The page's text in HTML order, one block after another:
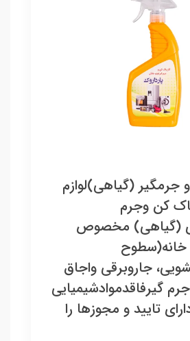
جرمگیر (گیاهی)لوازم
کن وجرم
(گیاهی) مخصوص
خانه(سطوح
جاروبرقی واجاق
گیرفاقدموادشیمیایی
تایید و مجوزها را